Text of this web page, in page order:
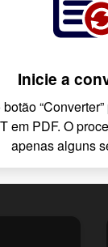
Inicie a
em PDF. O
apenas alguns